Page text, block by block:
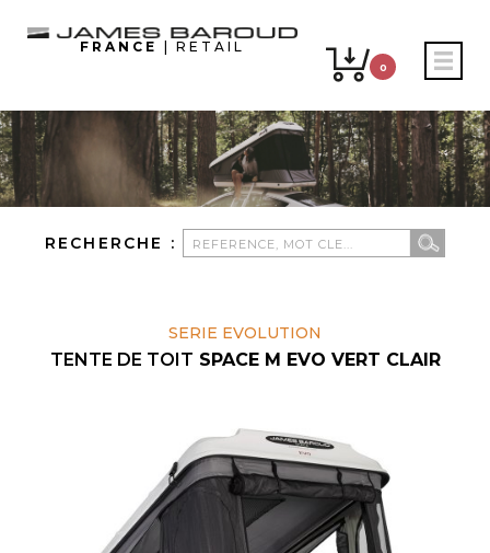
FRANCE | RETAIL
0
RECHERCHE :
SERIE EVOLUTION
TENTE DE TOIT SPACE M EVO VERT CLAIR